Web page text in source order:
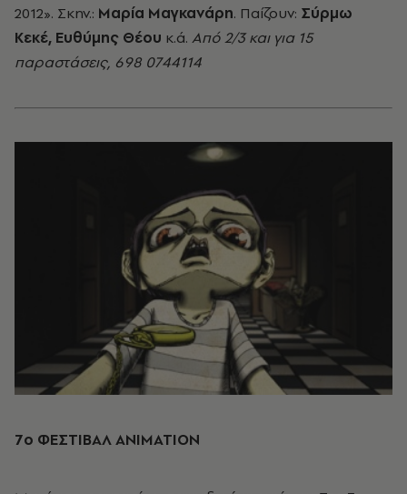
2012». Σκην.: Μαρία Μαγκανάρη. Παίζουν: Σύρμω
Κεκέ, Ευθύμης Θέου κ.ά. Από 2/3 και για 15
παραστάσεις, 698 0744114
7ο ΦΕΣΤΙΒΑΛ ANIMATION